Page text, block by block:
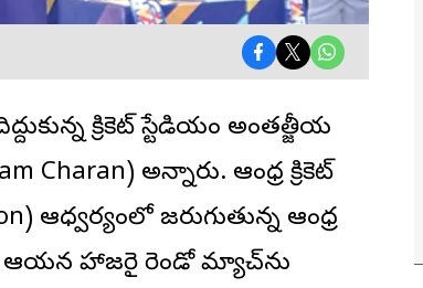
క్రికెట్స్టేడియం అంతర్జాతీయ
అన్నారు. ఆంధ్ర క్రికెట్
ఆధ్వర్యంలో జరుగుతున్న ఆంధ్ర
ఆయన హాజరై రెండో మ్యాచ్‌ను